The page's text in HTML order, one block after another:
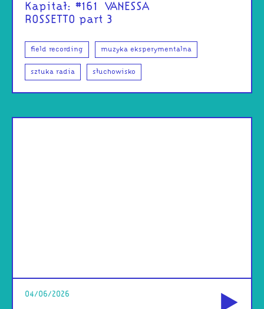
Kapitał: #161 | VANESSA
ROSSETTO part 3
field recording muzyka eksperymentalna
sztuka radia słuchowisko
04/06/2026